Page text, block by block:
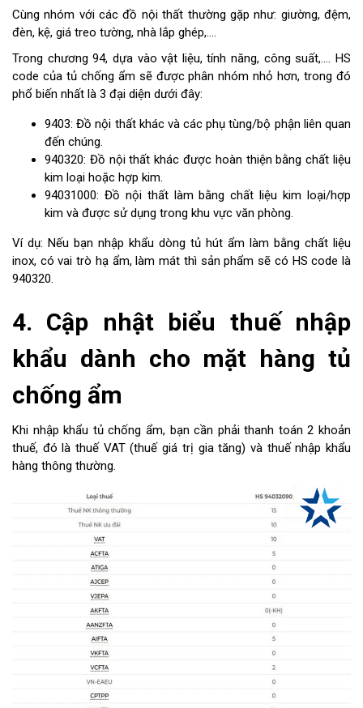
Cùng nhóm với các đồ nội thất thường gặp như: giường, đệm,
đèn, kệ, giá treo tường, nhà lắp ghép,....
Trong chương 94, dựa vào vật liệu, tính năng, công suất,.... HS
code của tủ chống ẩm sẽ được phân nhóm nhỏ hơn, trong đó
phổ biến nhất là 3 đại diện dưới đây:
9403: Đồ nội thất khác và các phụ tùng/bộ phận liên quan
đến chúng.
940320: Đồ nội thất khác được hoàn thiện bằng chất liệu
kim loại hoặc hợp kim.
94031000: Đồ nội thất làm bằng chất liệu kim loại/hợp
kim và được sử dụng trong khu vực văn phòng.
Ví dụ: Nếu bạn nhập khẩu dòng tủ hút ẩm làm bằng chất liệu
inox, có vai trò hạ ẩm, làm mát thì sản phẩm sẽ có HS code là
940320.
4. Cập nhật biểu thuế nhập
khẩu dành cho mặt hàng tủ
chống ẩm
Khi nhập khẩu tủ chống ẩm, bạn cần phải thanh toán 2 khoản
thuế, đó là thuế VAT (thuế giá trị gia tăng) và thuế nhập khẩu
hàng thông thường.